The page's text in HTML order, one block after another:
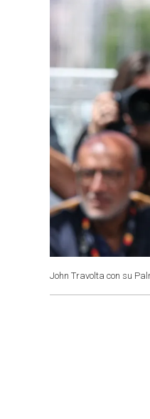
John Travolta con su